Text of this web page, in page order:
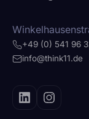
+49 (0) 541 96
info@think11.de